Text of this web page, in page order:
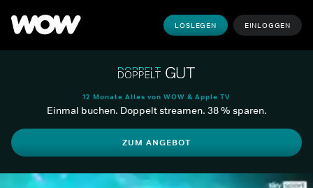
LOSLEGEN EINLOGGEN
12 Monate Alles von WOW & Apple TV
Einmal buchen. Doppelt streamen. 38 % sparen.
ZUM ANGEBOT